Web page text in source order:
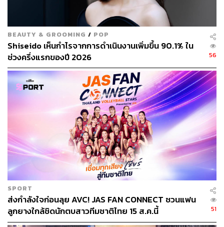
BEAUTY & GROOMING / POP
Shiseido เห็นกำไรจากการดำเนินงานเพิ่มขึ้น 90.1% ใน
ช่วงครึ่งแรกของปี 2026
56
SPORT
ส่งกำลังใจก่อนลุย AVC! JAS FAN CONNECT ชวนแฟน
ลูกยางใกล้ชิดนักตบสาวทีมชาติไทย 15 ส.ค.นี้
51